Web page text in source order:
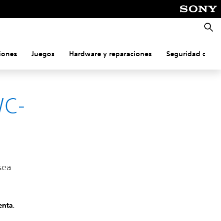
Juegos Hardware y reparaciones Seguridad
.